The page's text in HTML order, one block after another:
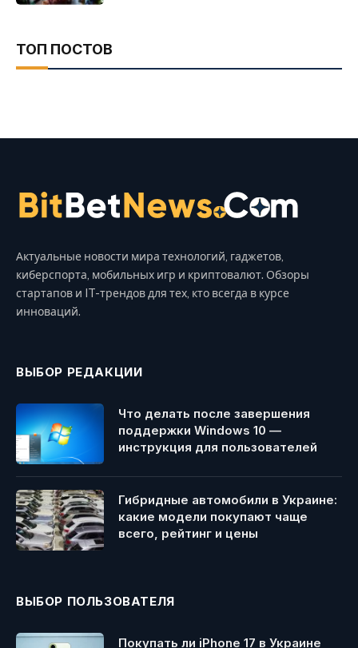
ТОП ПОСТОВ
Актуальные новости мира технологий, гаджетов,
киберспорта, мобильных игр и криптовалют. Обзоры
стартапов и IT-трендов для тех, кто всегда в курсе
инноваций.
ВЫБОР РЕДАКЦИИ
Что делать после завершения
поддержки Windows 10 —
инструкция для пользователей
Гибридные автомобили в Украине:
какие модели покупают чаще
всего, рейтинг и цены
ВЫБОР ПОЛЬЗОВАТЕЛЯ
Покупать ли iPhone 17 в Украине